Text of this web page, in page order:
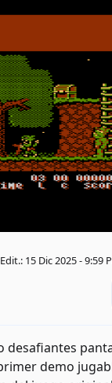
Edit.: 15 Dic 2025 - 9:59
desafiantes
demo